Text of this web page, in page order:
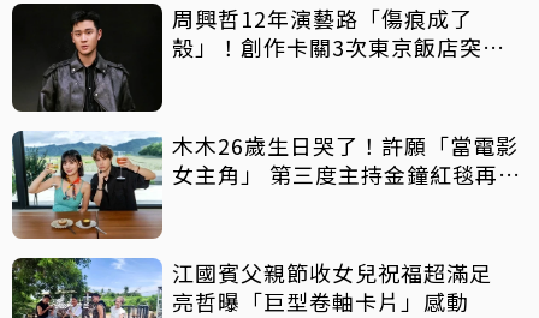
周興哲12年演藝路「傷痕成了
殼」！創作卡關3次東京飯店突找
木木26歲生日哭了！許願「當電影
女主角」 第三度主持金鐘紅毯再喊
江國賓父親節收女兒祝福超滿足
亮哲曝「巨型卷軸卡片」感動